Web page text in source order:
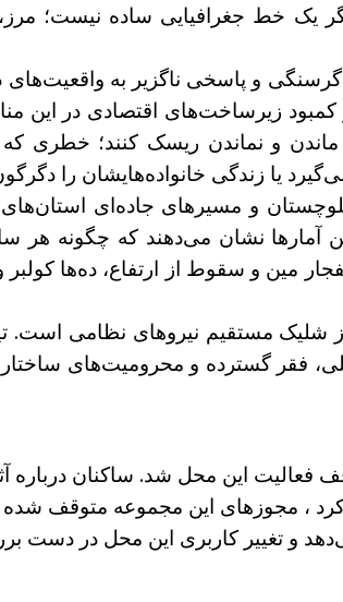
یک خط جغرافیایی ساده نیست؛
گرسنگی و پاسخی ناگزیر به
زیرساخت‌های اقتصادی در این
و نماندن ریسک کنند؛ خطری
یا زندگی خانواده‌هایشان را
و مسیرهای جاده‌ای استان‌های
نشان می‌دهند که چگونه هر
مین و سقوط از ارتفاع، ده‌ها
کشته‌ها و مجروحان ناشی از شلیک مستقیم نیروهای
فقر گسترده و محرومیت‌های
این محل شد. ساکنان درباره
، مجوزهای این مجموعه متوقف
و تغییر کاربری این محل در